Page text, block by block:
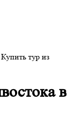
Купить тур из
в